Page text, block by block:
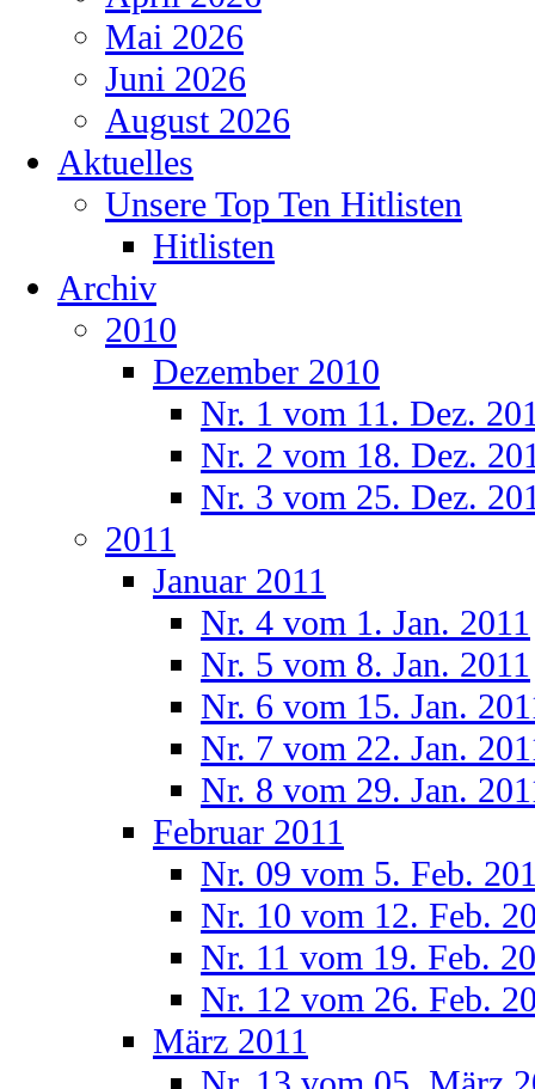
Mai 2026
Juni 2026
August 2026
Aktuelles
Unsere Top Ten Hitlisten
Hitlisten
Archiv
2010
Dezember 2010
Nr. 1 vom 11. Dez.
Nr. 2 vom 18. Dez.
Nr. 3 vom 25. Dez.
2011
Januar 2011
Nr. 4 vom 1. Jan. 2011
Nr. 5 vom 8. Jan. 2011
Nr. 6 vom 15. Jan.
Nr. 7 vom 22. Jan.
Nr. 8 vom 29. Jan.
Februar 2011
Nr. 09 vom 5. Feb.
Nr. 10 vom 12. Feb.
Nr. 11 vom 19. Feb.
Nr. 12 vom 26. Feb.
März 2011